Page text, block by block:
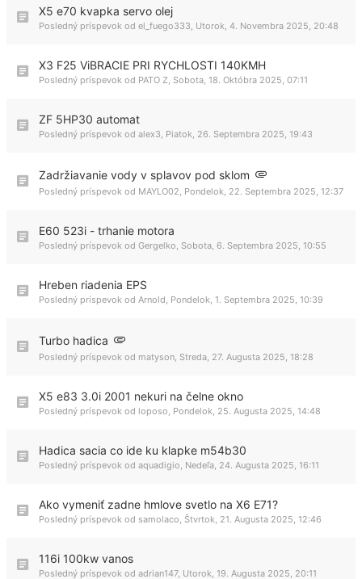
X5 e70 kvapka servo olej
Posledný príspevok od el_fuego333, Utorok, 4. Novembra 2025, 20:48
X3 F25 ViBRACIE PRI RYCHLOSTI 140KMH
Posledný príspevok od PATO Z, Sobota, 18. Októbra 2025, 07:11
ZF 5HP30 automat
Posledný príspevok od alex3, Piatok, 26. Septembra 2025, 19:43
Zadržiavanie vody v splavov pod sklom
Posledný príspevok od MAYLO02, Pondelok, 22. Septembra 2025, 12:37
E60 523i - trhanie motora
Posledný príspevok od Gergelko, Sobota, 6. Septembra 2025, 10:55
Hreben riadenia EPS
Posledný príspevok od Arnold, Pondelok, 1. Septembra 2025, 10:39
Turbo hadica
Posledný príspevok od matyson, Streda, 27. Augusta 2025, 18:28
X5 e83 3.0i 2001 nekuri na čelne okno
Posledný príspevok od loposo, Pondelok, 25. Augusta 2025, 14:48
Hadica sacia co ide ku klapke m54b30
Posledný príspevok od aquadigio, Nedeľa, 24. Augusta 2025, 16:11
Ako vymeniť zadne hmlove svetlo na X6 E71?
Posledný príspevok od samolaco, Štvrtok, 21. Augusta 2025, 12:46
116i 100kw vanos
Posledný príspevok od adrian147, Utorok, 19. Augusta 2025, 20:11